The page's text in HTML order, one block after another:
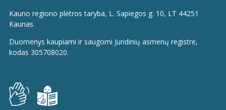
Kauno regiono plėtros taryba, L. Sapiegos g. 10, LT 44251
Kaunas
Duomenys kaupiami ir saugomi Juridinių asmenų registre,
kodas 305708020.